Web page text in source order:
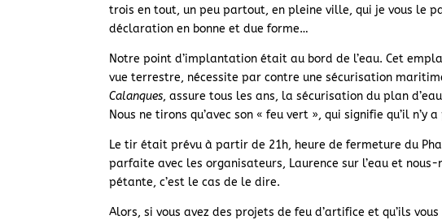
trois en tout, un peu partout, en pleine ville, qui je vous le
déclaration en bonne et due forme…
Notre point d’implantation était au bord de l’eau. Cet
vue terrestre, nécessite par contre une sécurisation
Calanques, assure tous les ans, la sécurisation du plan
Nous ne tirons qu’avec son « feu vert », qui signifie qu’il n’y
Le tir était prévu à partir de 21h, heure de fermeture du
parfaite avec les organisateurs, Laurence sur l’eau et
pétante, c’est le cas de le dire.
Alors, si vous avez des projets de feu d’artifice et qu’ils